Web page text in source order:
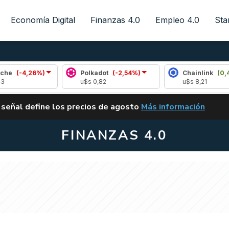
Economía Digital Finanzas 4.0 Empleo 4.0
Polkadot
(-2,54%)
Chainlink
(0,42%)
ALERTA
define los precios de agosto VUELVE EL CARRY
Más información
FINANZAS 4.0